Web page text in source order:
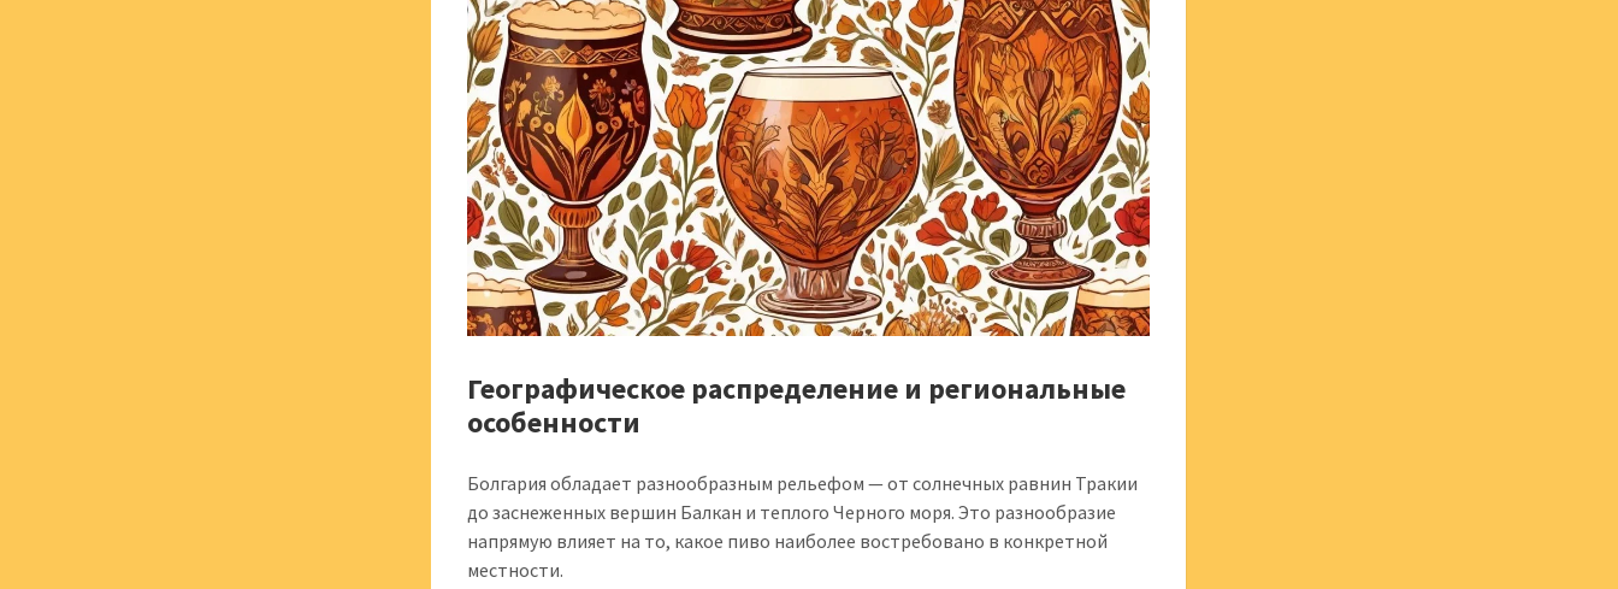
Географическое распределение и региональные
особенности
Болгария обладает разнообразным рельефом — от солнечных равнин Тракии
до заснеженных вершин Балкан и теплого Черного моря. Это разнообразие
напрямую влияет на то, какое пиво наиболее востребовано в конкретной
местности.